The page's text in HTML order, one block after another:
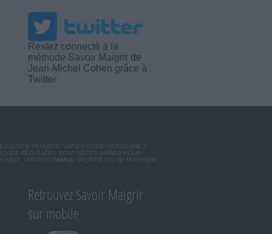
Restez connecté à la
méthode Savoir Maigrir de
Jean-Michel Cohen grâce à
Twitter
PEUVENT VARIER D'UNE PERSONNE A
RÉGULIERS SONT NÉCESSAIRES POUR
UN PROGRAMME SPORTIF OU DE MODIFIER
Retrouvez Savoir Maigrir
sur mobile